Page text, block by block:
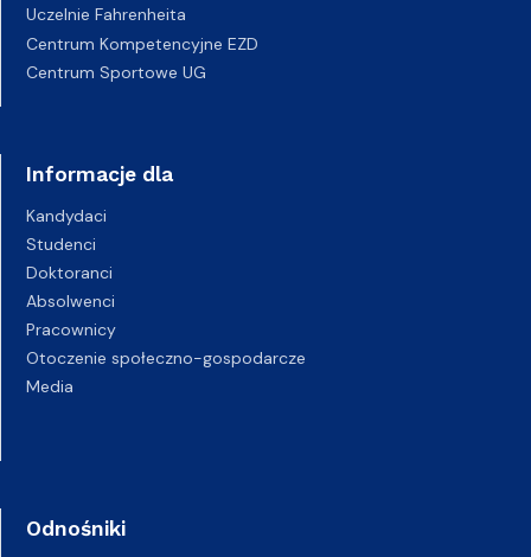
Uczelnie Fahrenheita
Centrum Kompetencyjne EZD
Centrum Sportowe UG
Informacje dla
Kandydaci
Studenci
Doktoranci
Absolwenci
Pracownicy
Otoczenie społeczno-gospodarcze
Media
Odnośniki